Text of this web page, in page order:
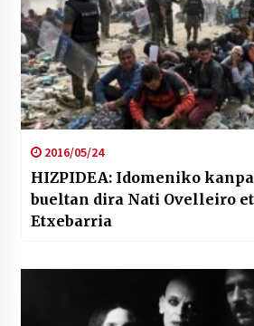
2016/05/24
HIZPIDEA: Idomeniko
bueltan dira Nati Ovelleiro
Etxebarria